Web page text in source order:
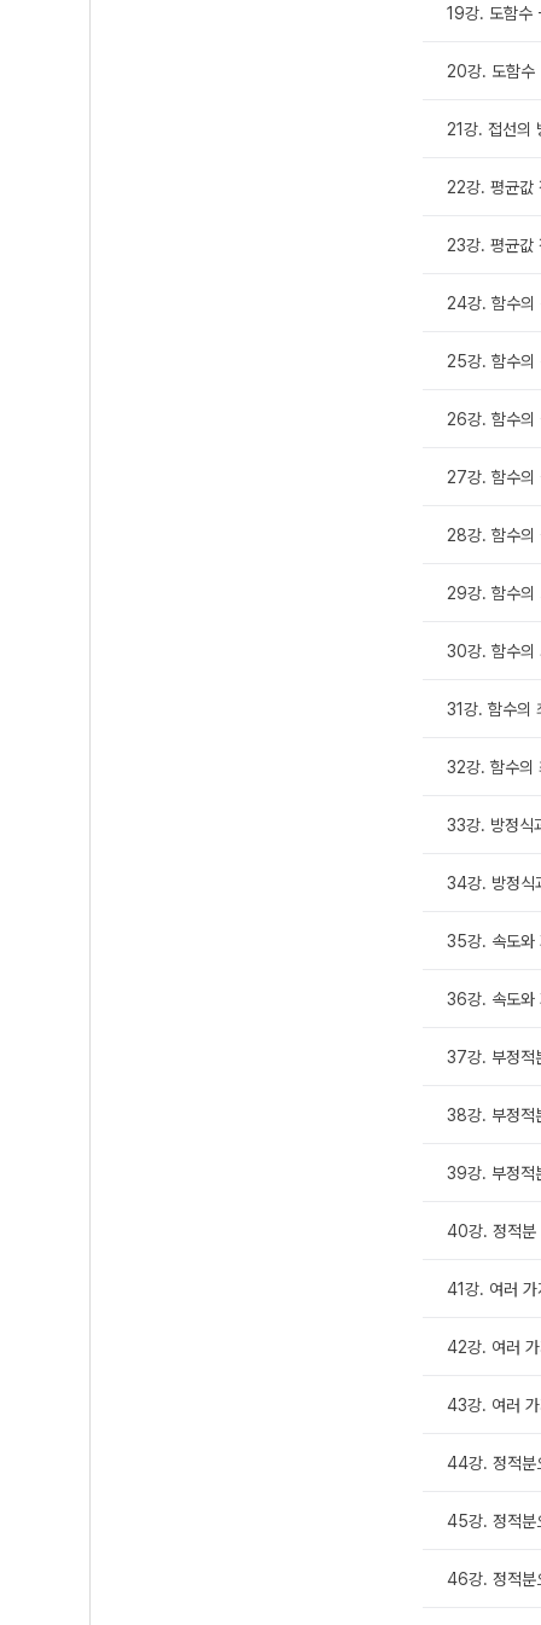
19강. 도함수
20강. 도함수
21강. 접선의
22강. 평균값
23강. 평균값
24강. 함수의
25강. 함수의
26강. 함수의
27강. 함수의
28강. 함수의
29강. 함수의
30강. 함수의
31강. 함수의
32강. 함수의
33강. 방정식
34강. 방정식
35강. 속도와
36강. 속도와
37강. 부정적
38강. 부정적
39강. 부정적
40강. 정적분
41강. 여러 가
42강. 여러
43강. 여러
44강. 정적분
45강. 정적분
46강. 정적분